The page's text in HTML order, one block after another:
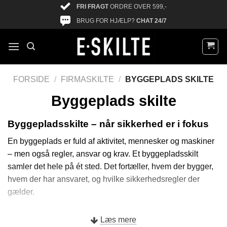
FRI FRAGTORDRE OVER 599,-
BRUG FOR HJÆLP? CHAT 24/7
Byggeplads skilte
FORSIDE / FIRMASKILTE / BYGGEPLADS SKILTE
Byggepladsskilte – når sikkerhed er i fokus
En byggeplads er fuld af aktivitet, mennesker og maskiner
– men også regler, ansvar og krav. Et byggepladsskilt
samler det hele på ét sted. Det fortæller, hvem der bygger,
hvem der har ansvaret, og hvilke sikkerhedsregler der
gælder.
overblik og tryghed
Læs mere